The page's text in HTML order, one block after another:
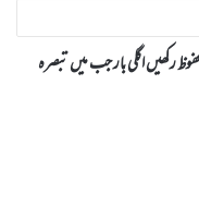
رکھیں اگلی بار جب میں تبصرہ